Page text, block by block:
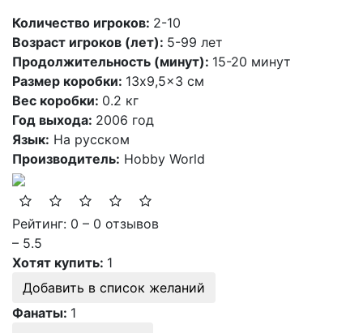
Количество игроков: 2-10
Возраст игроков (лет): 5-99 лет
Продолжительность (минут): 15-20 минут
Размер коробки: 13x9,5x3 см
Вес коробки: 0.2 кг
Год выхода: 2006 год
Язык: На русском
Производитель: Hobby World
Рейтинг: 0 – 0 отзывов
– 5.5
Хотят купить: 1
Добавить в список желаний
Фанаты: 1